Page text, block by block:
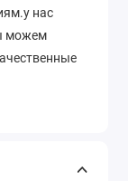
нас
можем